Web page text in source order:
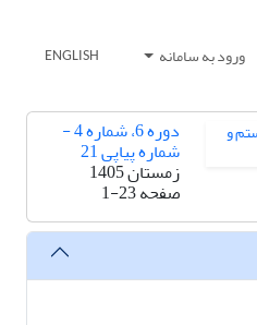
ورود به سامانه ENGLISH
دوره 6، شماره 4 -
شماره پیاپی 21
زمستان 1405
صفحه1-23